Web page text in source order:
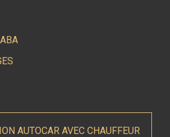
AUTOCAR AVEC CHAUFFEUR